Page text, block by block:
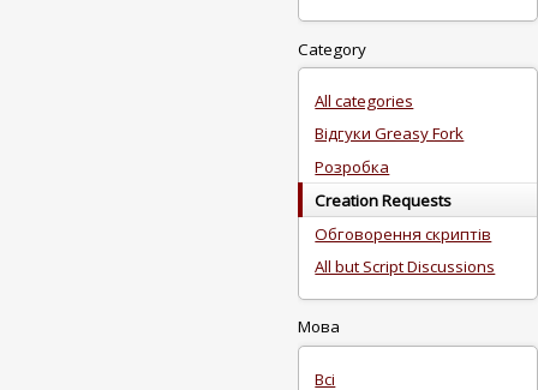
Category
All categories
Відгуки Greasy Fork
Розробка
Creation Requests
Обговорення скриптів
All but Script Discussions
Мова
Всі